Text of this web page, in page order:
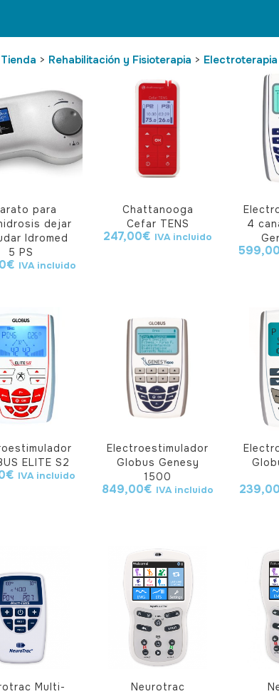
Tienda > Rehabilitación y Fisioterapia > Electroterapia
para
dejar
Idromed
5 PS
€ IVA incluido
Chattanooga
Cefar TENS
247,00€ IVA incluido
4
ELITE S2
€ IVA incluido
Electroestimulador
Globus Genesy
1500
849,00€ IVA incluido
Multi-
Neurotrac